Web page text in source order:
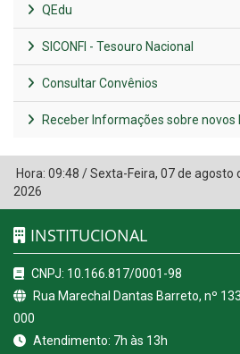
QEdu
SICONFI - Tesouro Nacional
Consultar Convênios
Receber Informações sobre novos
Hora: 09:48 /Sexta-Feira, 07 de agosto
2026
INSTITUCIONAL
CNPJ: 10.166.817/0001-98
Rua Marechal Dantas Barreto, nº
000
Atendimento: 7h às 13h